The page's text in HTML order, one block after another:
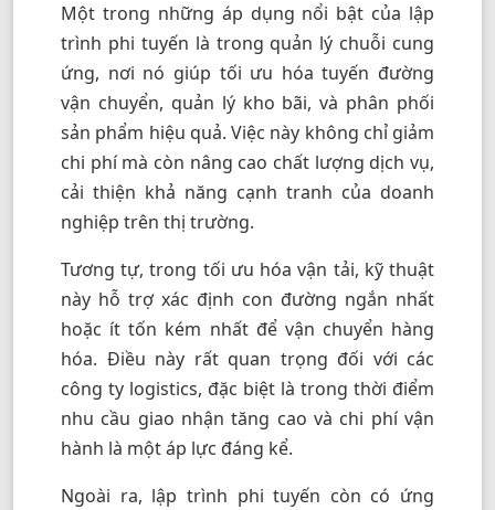
Một trong những áp dụng nổi bật của lập
trình phi tuyến là trong quản lý chuỗi cung
ứng, nơi nó giúp tối ưu hóa tuyến đường
vận chuyển, quản lý kho bãi, và phân phối
sản phẩm hiệu quả. Việc này không chỉ giảm
chi phí mà còn nâng cao chất lượng dịch vụ,
cải thiện khả năng cạnh tranh của doanh
nghiệp trên thị trường.
Tương tự, trong tối ưu hóa vận tải, kỹ thuật
này hỗ trợ xác định con đường ngắn nhất
hoặc ít tốn kém nhất để vận chuyển hàng
hóa. Điều này rất quan trọng đối với các
công ty logistics, đặc biệt là trong thời điểm
nhu cầu giao nhận tăng cao và chi phí vận
hành là một áp lực đáng kể.
Ngoài ra, lập trình phi tuyến còn có ứng